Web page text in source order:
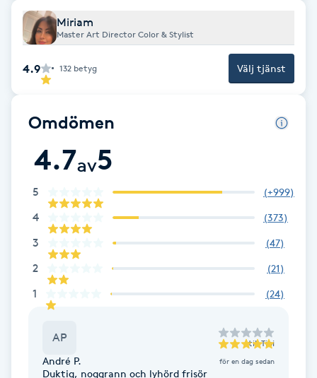
Idrottsmassage
IPL
IPL hårborttagning
IR-massage
Katun fransar
Keratinbehandling
Miriam
Master Art Director Color & Stylist
4.9 132 betyg Välj tjänst
Omdömen
4.7av5
5 (+999)
4 (373)
3 (47)
2 (21)
1 (24)
AP till Tibi
André P. för en dag sedan
Duktig, noggrann och lyhörd frisör